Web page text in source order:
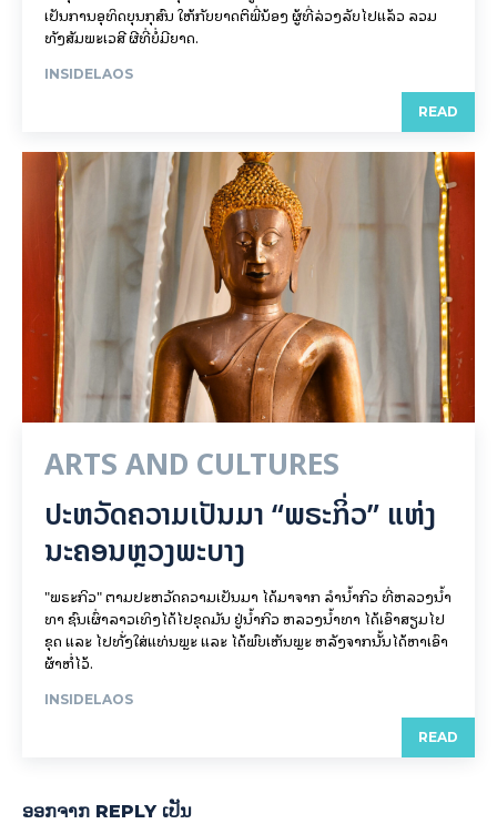
ເປັນການອຸທິດບຸນກຸສົນ ໃຫ້ກັບຍາດຕິພີ່ນ້ອງ ຜູ້ທີ່ລ່ວງລັບໄປແລ້ວ ລວມ
ທັງສັມພະເວສີ ຜີທີ່ບໍ່ມີຍາດ.
INSIDELAOS
READ
ARTS AND CULTURES
ປະຫວັດຄວາມເປັນມາ “ພຣະກິ່ວ” ແຫ່ງ
ນະຄອນຫຼວງພະບາງ
"ພຣະກິວ" ຕາມປະຫວັດຄວາມເປັນມາ ໄດ້ມາຈາກ ລຳນ້ຳກິວ ທີ່ຫລວງນ້ຳ
ທາ ຊົນເຜົ່າລາວເທິງໄດ້ໄປຂຸດມັນ ຢູ່ນ້ຳກິວ ຫລວງນ້ຳທາ ໄດ້ເອົາສຽມໄປ
ຂຸດ ແລະ ໄປທັ່ງໃສ່ແທ່ນພຼະ ແລະ ໄດ້ພົບເຫັນພຼະ ຫລັງຈາກນັ້ນໄດ້ຫາເອົາ
ຜ້າຫໍ່ໄວ້.
INSIDELAOS
READ
ອອກ​ຈາກ REPLY ເປັນ